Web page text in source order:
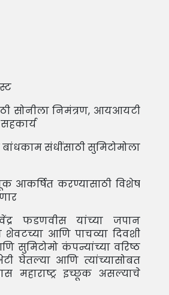
सोनीला निमंत्रण, आयआयटी
संधींसाठी सुमिटोमोला
आकर्षित करण्यासाठी विशेष
फडणवीस यांच्या जपान
शेवटच्या आणि पाचव्या दिवशी
सुमिटोमो कंपन्यांच्या वरिष्ठ
घेतल्या आणि त्यांच्यासोबत
महाराष्ट्र इच्छूक असल्याचे